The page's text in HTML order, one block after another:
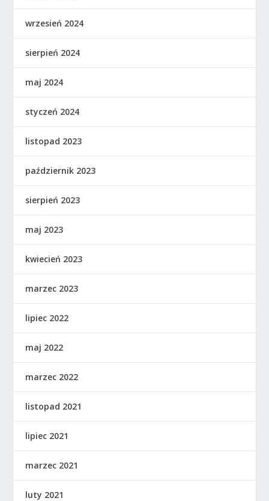
wrzesień 2024
sierpień 2024
maj 2024
styczeń 2024
listopad 2023
październik 2023
sierpień 2023
maj 2023
kwiecień 2023
marzec 2023
lipiec 2022
maj 2022
marzec 2022
listopad 2021
lipiec 2021
marzec 2021
luty 2021